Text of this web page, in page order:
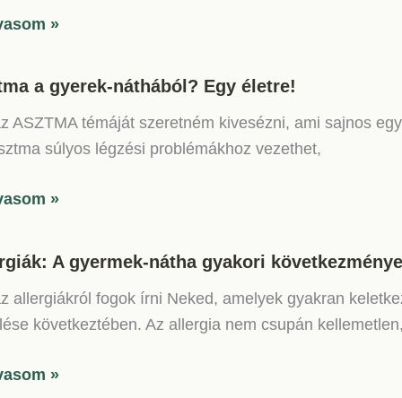
»
a gyerek-náthából? Egy életre!
ASZTMA témáját szeretném kivesézni, ami sajnos
súlyos légzési problémákhoz vezethet,
»
A gyermek-nátha gyakori
allergiákról fogok írni Neked, amelyek gyakran
következtében. Az allergia nem csupán
»